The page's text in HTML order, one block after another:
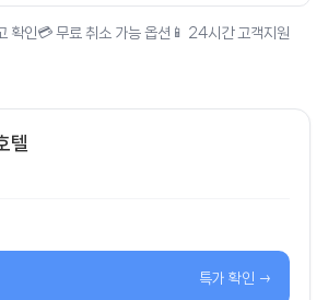
확인 💳 무료 취소 가능 옵션 📱 24시간 고객지원
텔
특가 확인 →